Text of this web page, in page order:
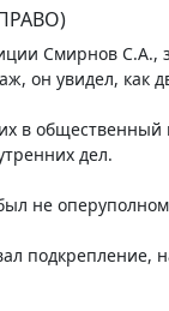
Смирнов С.А.,
он увидел, как
в общественный
дел.
не
подкрепление,